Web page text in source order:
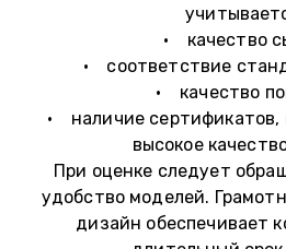
• качество
• соответствие
• качество
• наличие
высокое
При оценке следует
удобство моделей.
дизайн обеспечивает